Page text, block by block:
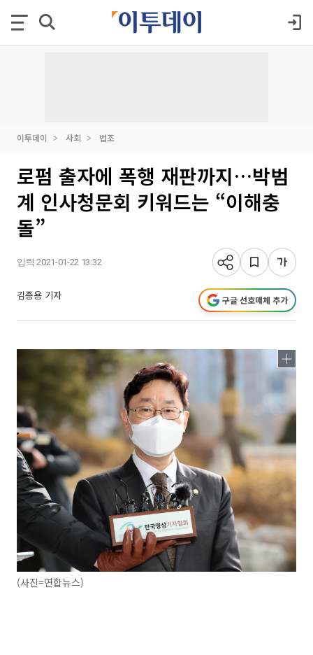
이투데이 사회 법조
로펌 출자에 폭행 재판까지…박범
계 인사청문회 키워드는 “이해충
돌”
입력 2021-01-22 13:32
김종용 기자 구글 선호매체 추가
(사진=연합뉴스)